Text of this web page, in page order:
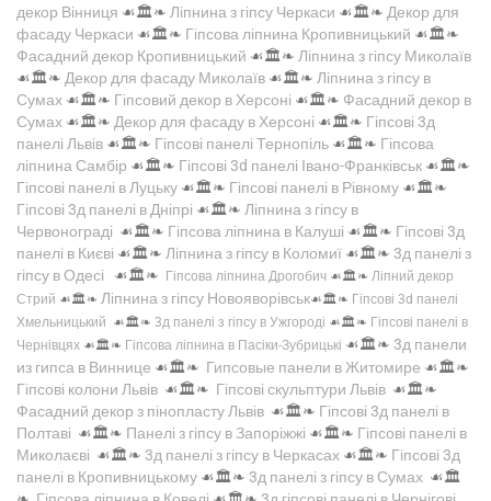
декор Вінниця ☙🏛️❧ Ліпнина з гіпсу Черкаси ☙🏛️❧ Декор для
фасаду Черкаси ☙🏛️❧ Гіпсова ліпнина Кропивницький ☙🏛️❧
Фасадний декор Кропивницький ☙🏛️❧ Ліпнина з гіпсу Миколаїв
☙🏛️❧ Декор для фасаду Миколаїв ☙🏛️❧ Ліпнина з гіпсу в
Сумах ☙🏛️❧ Гіпсовий декор в Херсоні ☙🏛️❧ Фасадний декор в
Сумах ☙🏛️❧ Декор для фасаду в Херсоні ☙🏛️❧ Гіпсові 3д
панелі Львів ☙🏛️❧ Гіпсові панелі Тернопіль ☙🏛️❧ Гіпсова
ліпнина Самбір ☙🏛️❧ Гіпсові 3d панелі Івано-Франківськ ☙🏛️❧
Гіпсові панелі в Луцьку ☙🏛️❧ Гіпсові панелі в Рівному ☙🏛️❧
Гіпсові 3д панелі в Дніпрі ☙🏛️❧ Ліпнина з гіпсу в
Червонограді ☙🏛️❧ Гіпсова ліпнина в Калуші ☙🏛️❧ Гіпсові 3д
панелі в Києві ☙🏛️❧ Ліпнина з гіпсу в Коломиї ☙🏛️❧ 3д панелі з
гіпсу в Одесі ☙🏛️❧ Гіпсова ліпнина Дрогобич ☙🏛️❧ Ліпний декор
Стрий ☙🏛️❧ Ліпнина з гіпсу Новояворівськ☙🏛️❧ Гіпсові 3d панелі
Хмельницький ☙🏛️❧ 3д панелі з гіпсу в Ужгороді ☙🏛️❧ Гіпсові панелі в
Чернівцях ☙🏛️❧ Гіпсова ліпнина в Пасіки-Зубрицькі ☙🏛️❧ 3д панели
из гипса в Виннице ☙🏛️❧ Гипсовые панели в Житомире ☙🏛️❧
Гіпсові колони Львів ☙🏛️❧ Гіпсові скульптури Львів ☙🏛️❧
Фасадний декор з пінопласту Львів ☙🏛️❧ Гіпсові 3д панелі в
Полтаві ☙🏛️❧ Панелі з гіпсу в Запоріжжі ☙🏛️❧ Гіпсові панелі в
Миколаєві ☙🏛️❧ 3д панелі з гіпсу в Черкасах ☙🏛️❧ Гіпсові 3д
панелі в Кропивницькому ☙🏛️❧ 3д панелі з гіпсу в Сумах ☙🏛️